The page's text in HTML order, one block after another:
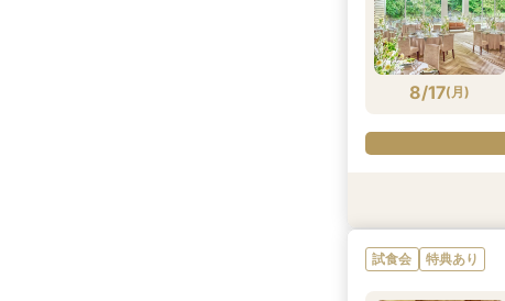
8/16(日)
8/16(日)
8/16(日)
8/16(日)
8/16(日)
8/17( 月)
試食会 特典あり